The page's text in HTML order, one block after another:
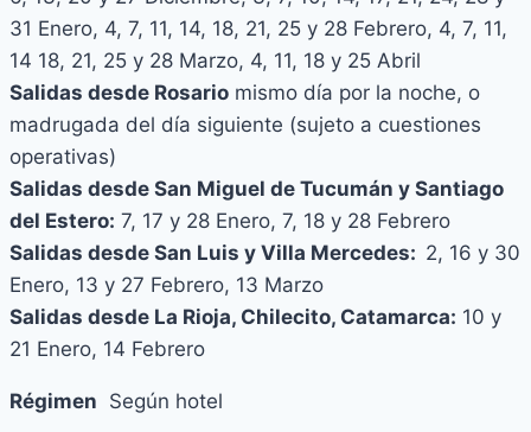
31 Enero, 4, 7, 11, 14, 18, 21, 25 y 28 Febrero, 4, 7, 11,
14 18, 21, 25 y 28 Marzo, 4, 11, 18 y 25 Abril
Salidas desde Rosario mismo día por la noche, o
madrugada del día siguiente (sujeto a cuestiones
operativas)
Salidas desde San Miguel de Tucumán y Santiago
del Estero: 7, 17 y 28 Enero, 7, 18 y 28 Febrero
Salidas desde San Luis y Villa Mercedes: 2, 16 y 30
Enero, 13 y 27 Febrero, 13 Marzo
Salidas desde La Rioja, Chilecito, Catamarca: 10 y
21 Enero, 14 Febrero
Régimen Según hotel